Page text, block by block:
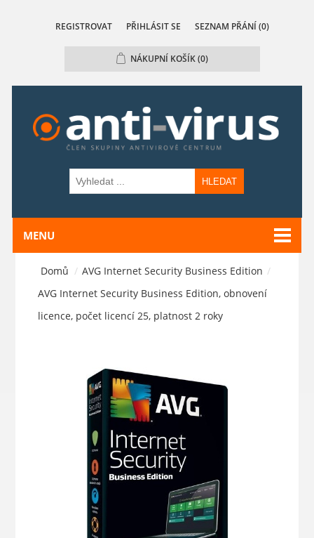
REGISTROVAT PŘIHLÁSIT SE SEZNAM PŘÁNÍ (0)
NÁKUPNÍ KOŠÍK(0)
HLEDAT
MENU
Domů / AVG Internet Security Business Edition /
AVG Internet Security Business Edition, obnovení
licence, počet licencí 25, platnost 2 roky